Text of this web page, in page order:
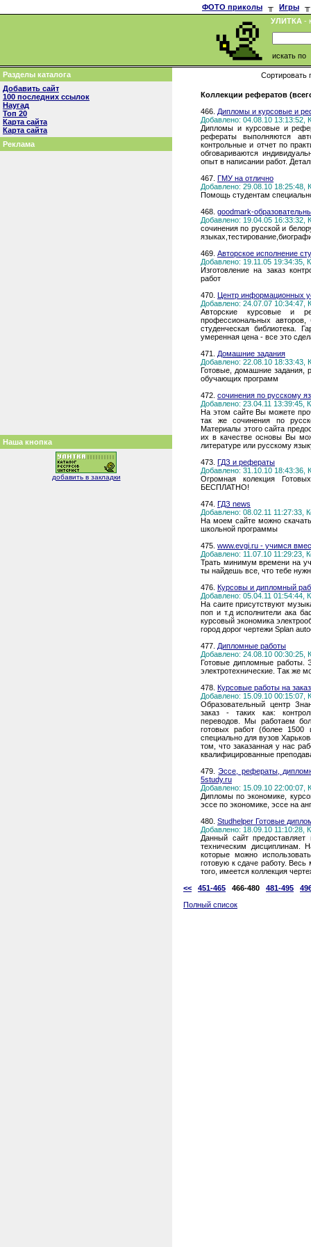
ФОТО приколы ╥ Игры
╥
УЛИТКА -
искать по
Разделы каталога
Добавить сайт
100 последних ссылок
Наугад
Топ 20
Карта сайта
Карта сайта
Реклама
Наша кнопка
добавить в закладки
Сортировать
Коллекции рефератов
466. Дипломы и курсовые и
Добавлено: 04.08.10 13:13:52,
Дипломы и курсовые и
рефераты выполняются
контрольные и отчет по
обговариваются
опыт в написании работ.
467. ГМУ на отлично
Добавлено: 29.08.10 18:25:48,
Помощь студентам
468. goodmark-
Добавлено: 19.04.05 16:33:32,
сочинения по русской и
469. Авторское исполнение
Добавлено: 19.11.05 19:34:35,
Изготовление на заказ
работ
470. Центр информационных
Добавлено: 24.07.07 10:34:47,
Авторские курсовые и
профессиональных
студенческая библиотека.
умеренная цена - все это
471. Домашние задания
Добавлено: 22.08.10 18:33:43,
Готовые, домашние задания,
обучающих программ
472. сочинения по русскому
Добавлено: 23.04.11 13:39:45,
На этом сайте Вы можете
так же сочинения по
Материалы этого сайта
их в качестве основы Вы
литературе или русскому
473. ГДЗ и рефераты
Добавлено: 31.10.10 18:43:36,
Огромная колекция
БЕСПЛАТНО!
474. ГДЗ news
Добавлено: 08.02.11 11:27:33,
На моем сайте можно
школьной программы
475. www.evgi.ru - учимся
Добавлено: 11.07.10 11:29:23,
Трать минимум времени на
ты найдешь все, что тебе
476. Курсовы и дипломный
Добавлено: 05.04.11 01:54:44,
На саите присутствуют
поп и т.д исполнители ака
курсовый экономика
город дорог чертежи Splan
477. Дипломные работы
Добавлено: 24.08.10 00:30:25,
Готовые дипломные работы.
электротехнические. Так же
478. Курсовые работы на
Добавлено: 15.09.10 00:15:07,
Образовательный центр
заказ - таких как:
переводов. Мы работаем
готовых работ (более 1500
специально для вузов
том, что заказанная у нас
квалифицированные
479.Эссе, рефераты,
5study.ru
Добавлено: 15.09.10 22:00:07,
Дипломы по экономике,
эссе по экономике, эссе на
480. Studhelper Готовые
Добавлено: 18.09.10 11:10:28,
Данный сайт
техническим дисциплинам.
которые можно
готовую к сдаче работу.
того, имеется коллекция
<<
451-465 466-480 481-495
Полный список